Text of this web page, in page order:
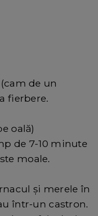
de un
fierbere.
oală)
de 7-10 minute
moale.
și merele în
într-un castron.